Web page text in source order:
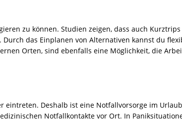
zu können. Studien zeigen, dass auch
das Einplanen von Alternativen kannst du
Orten, sind ebenfalls eine Möglichkeit, die
eintreten. Deshalb ist eine Notfallvorsorge im
Notfallkontakte vor Ort. In